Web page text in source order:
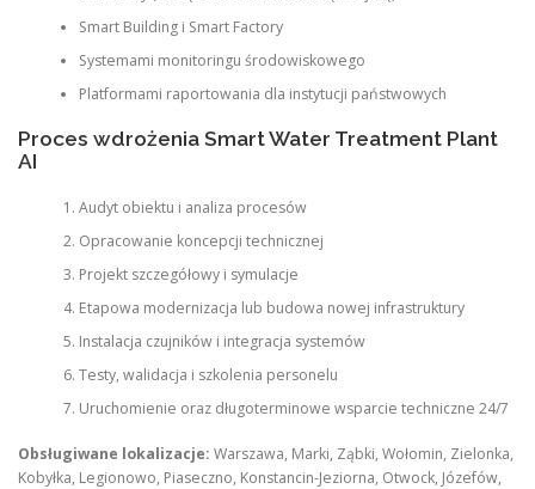
Smart Building i Smart Factory
Systemami monitoringu środowiskowego
Platformami raportowania dla instytucji państwowych
Proces wdrożenia Smart Water Treatment Plant
AI
Audyt obiektu i analiza procesów
Opracowanie koncepcji technicznej
Projekt szczegółowy i symulacje
Etapowa modernizacja lub budowa nowej infrastruktury
Instalacja czujników i integracja systemów
Testy, walidacja i szkolenia personelu
Uruchomienie oraz długoterminowe wsparcie techniczne 24/7
Obsługiwane lokalizacje: Warszawa, Marki, Ząbki, Wołomin, Zielonka,
Kobyłka, Legionowo, Piaseczno, Konstancin-Jeziorna, Otwock, Józefów,